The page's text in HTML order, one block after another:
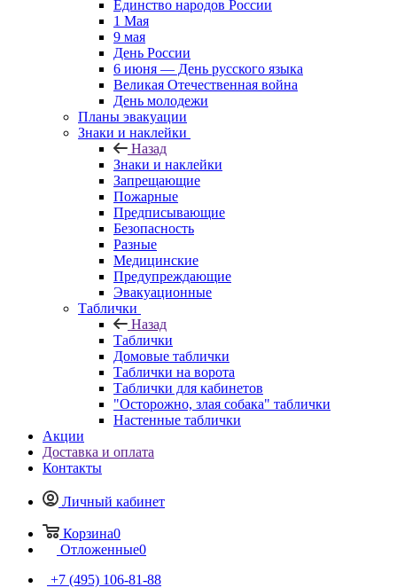
Единство народов России
1 Мая
9 мая
День России
6 июня — День русского языка
Великая Отечественная война
День молодежи
Планы эвакуации
Знаки и наклейки
Назад
Знаки и наклейки
Запрещающие
Пожарные
Предписывающие
Безопасность
Разные
Медицинские
Предупреждающие
Эвакуационные
Таблички
Назад
Таблички
Домовые таблички
Таблички на ворота
Таблички для кабинетов
"Осторожно, злая собака" таблички
Настенные таблички
Акции
Доставка и оплата
Контакты
Личный кабинет
Корзина0
Отложенные0
+7 (495) 106-81-88